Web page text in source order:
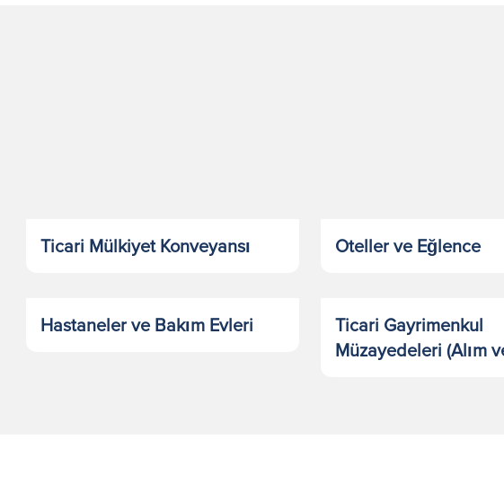
Ticari Mülkiyet Konveyansı Oteller ve Eğlence
Hastaneler ve Bakım Evleri
Ticari Gayrimenkul
Müzayedeleri (Alım